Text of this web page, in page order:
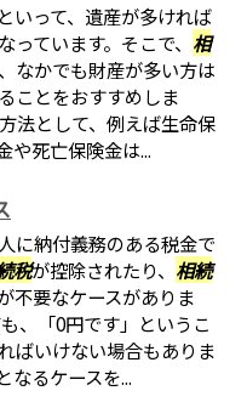
いって、遺産が多ければ
ています。そこで、 相
なかでも財産が多い方は
ことをおすすめしま
法として、例えば生命保
や死亡保険金は...
に納付義務のある税金で
税が控除されたり、 相続
不要なケースがありま
、「0円です」というこ
ばいけない場合もありま
なるケースを...